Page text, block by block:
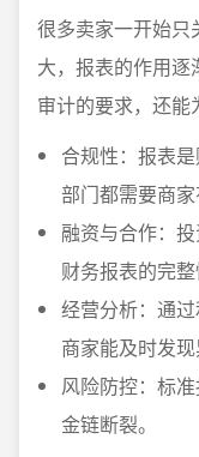
很多卖家一开始只
大，报表的作用
审计的要求，还能
合规性：报表
部门都需要商家
融资与合作：
财务报表的完整
经营分析：通
商家能及时发现
风险防控：标
金链断裂。